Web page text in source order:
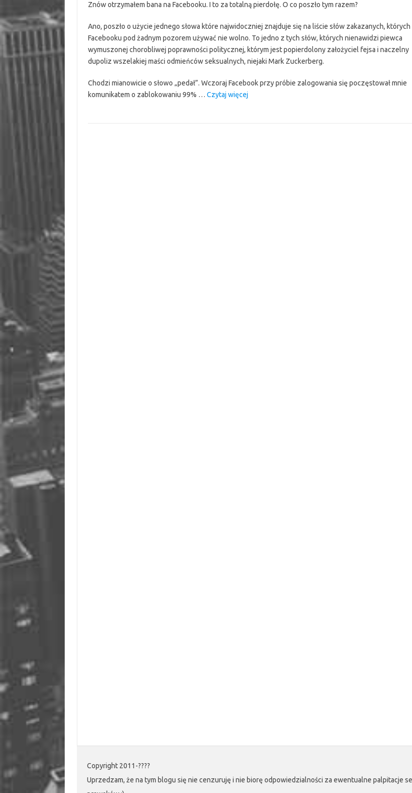
Znów otrzymałem bana na Facebooku. I to za totalną pierdołę. O co poszło tym razem?
Ano, poszło o użycie jednego słowa które najwidoczniej znajduje się na liście słów zakazanych, których
Facebooku pod żadnym pozorem używać nie wolno. To jedno z tych słów, których nienawidzi piewca
wymuszonej chorobliwej poprawności politycznej, którym jest popierdolony założyciel fejsa i naczelny
dupoliz wszelakiej maści odmieńców seksualnych, niejaki Mark Zuckerberg.
Chodzi mianowicie o słowo „pedał”. Wczoraj Facebook przy próbie zalogowania się poczęstował mnie
komunikatem o zablokowaniu 99% … Czytaj więcej“Nie
Copyright 2011-????
Uprzedzam, że na tym blogu się nie cenzuruję i nie biorę odpowiedzialności za ewentualne palpitacje